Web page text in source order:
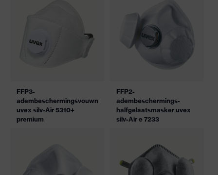
FFP3-
adembeschermingsvouwmasker
uvex silv-Air 5310+
premium
FFP2-
adembeschermings-
halfgelaatsmasker uvex
silv-Air e 7233